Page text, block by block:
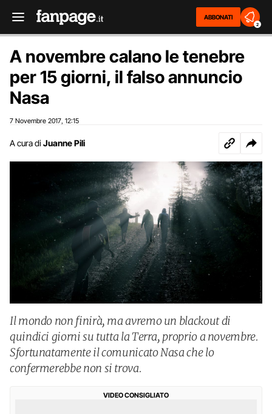
ABBONATI
2
A novembre calano le tenebre
per 15 giorni, il falso annuncio
Nasa
7 Novembre 2017 12:15
A cura di Juanne Pili
Il mondo non finirà, ma avremo un blackout di
quindici giorni su tutta la Terra, proprio a novembre.
Sfortunatamente il comunicato Nasa che lo
confermerebbe non si trova.
VIDEO CONSIGLIATO